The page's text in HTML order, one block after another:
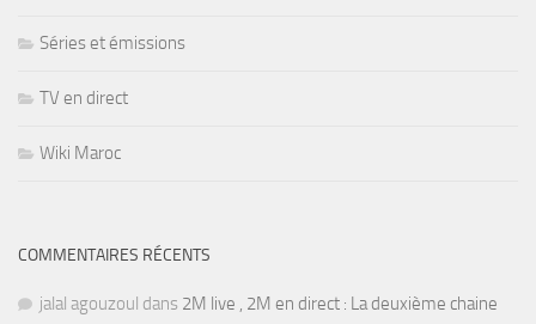
Séries et émissions
TV en direct
Wiki Maroc
COMMENTAIRES RÉCENTS
jalal agouzoul dans 2M live , 2M en direct : La deuxième chaine